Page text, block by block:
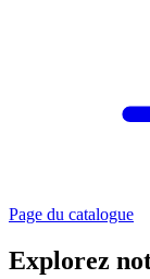
Page du catalogue
Explorez